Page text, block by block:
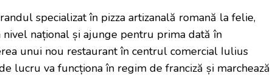
specializat în pizza artizanală romană la felie,
nivel național și ajunge pentru prima dată în
unui nou restaurant în centrul comercial Iulius
lucru va funcționa în regim de franciză și marchează